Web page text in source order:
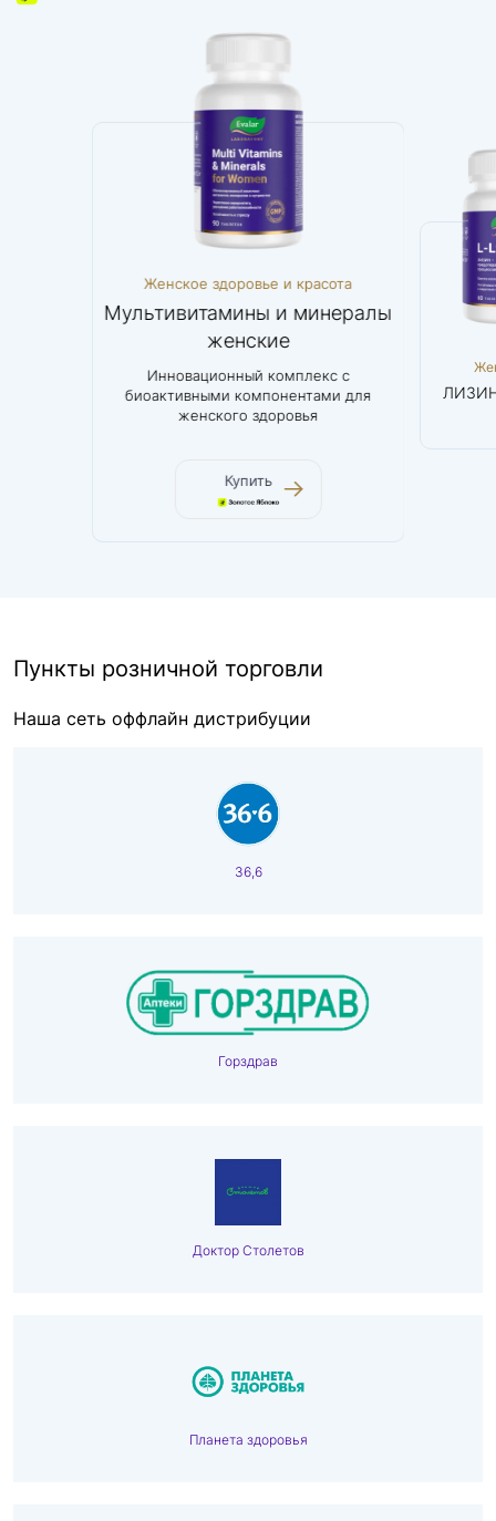
Женское здоровье и красота
Мультивитамины и минералы
женские
Инновационный комплекс с
биоактивными компонентами для
женского здоровья
Купить
здоровье и
красота
DIM
Дииндолилметан
здоровье и
красота
Мультивитамины
и минералы
Пункты розничной торговли
Наша сеть оффлайн дистрибуции
36,6
Горздрав
Доктор Столетов
Планета здоровья